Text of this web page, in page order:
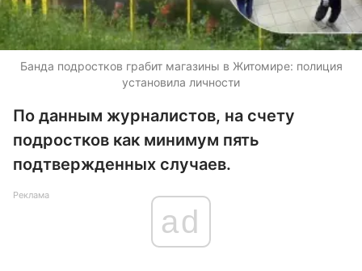
Банда подростков грабит магазины в Житомире: полиция
установила личности
По данным журналистов, на счету
подростков как минимум пять
подтвержденных случаев.
Реклама
ad